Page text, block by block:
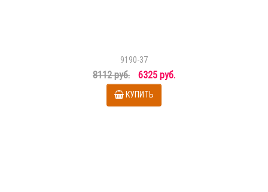
9190-37
8112 руб. 6325 руб.
КУПИТЬ